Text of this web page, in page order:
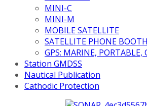
MINI-C
MINI-M
MOBILE SATELLITE
SATELLITE PHONE BOOTH
GPS: MARINE, PORTABLE,
Station GMDSS
Nautical Publication
Cathodic Protection